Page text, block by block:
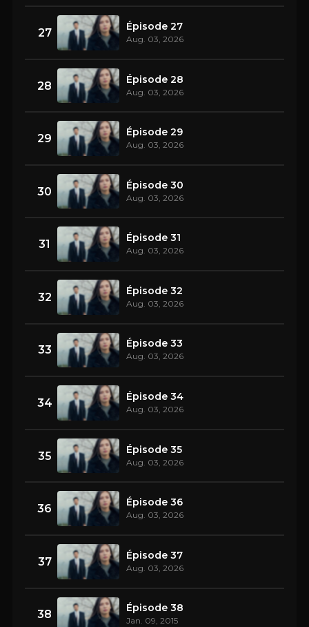
27 Épisode 27
Aug. 03, 2026
28 Épisode 28
Aug. 03, 2026
29 Épisode 29
Aug. 03, 2026
30 Épisode 30
Aug. 03, 2026
31 Épisode 31
Aug. 03, 2026
32 Épisode 32
Aug. 03, 2026
33 Épisode 33
Aug. 03, 2026
34 Épisode 34
Aug. 03, 2026
35 Épisode 35
Aug. 03, 2026
36 Épisode 36
Aug. 03, 2026
37 Épisode 37
Aug. 03, 2026
38 Épisode 38
Jan. 09, 2015